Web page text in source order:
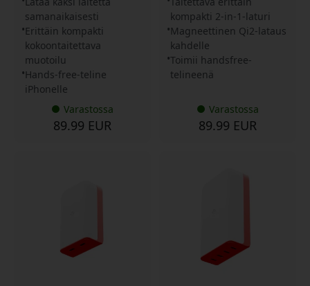
samanaikaisesti
Erittäin kompakti
kokoontaitettava
muotoilu
Hands-free-teline
iPhonelle
Varastossa
89.99 EUR
kompakti 2-in-1-laturi
Magneettinen Qi2-lataus
kahdelle
Toimii handsfree-
telineenä
Varastossa
89.99 EUR